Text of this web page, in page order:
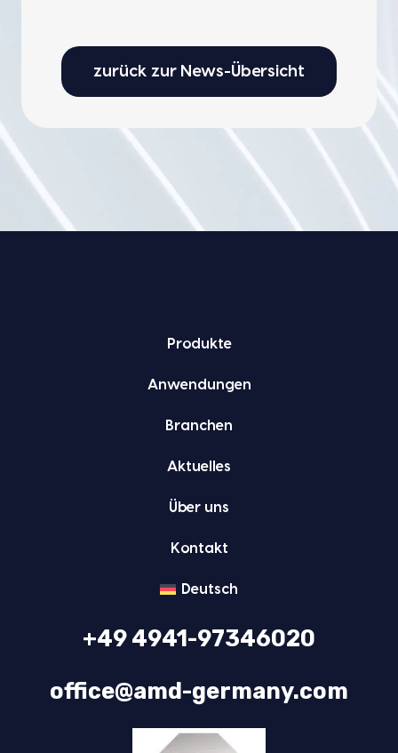
zurück zur News-Übersicht
Pro­duk­te
Anwen­dun­gen
Bran­chen
Aktu­el­les
Über uns
Kon­takt
Deutsch
+49 4941-97346020
office@amd-germany.com